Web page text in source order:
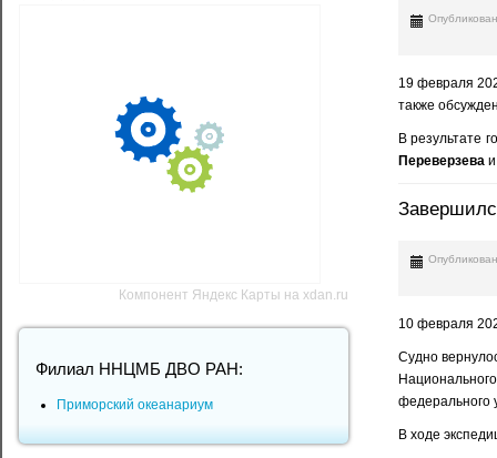
19 февраля
также
В результате
Переверзеваи
10 февраля
Судно
федерального
В ходе
Компонент Яндекс Карты на xdan.ru
Филиал ННЦМБ ДВО РАН:
Приморский океанариум